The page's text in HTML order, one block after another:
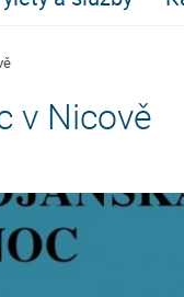
v Nicově